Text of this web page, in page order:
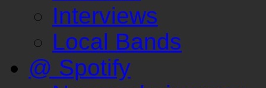
Interviews
Local Bands
@ Spotify